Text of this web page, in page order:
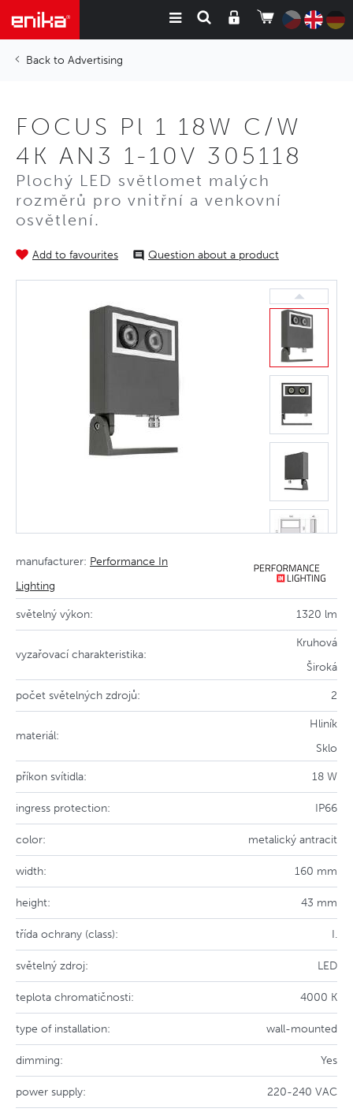
Advertising
FOCUS Pl 1 18W C/W
4K AN3 1-10V 305118
Plochý LED světlomet malých
rozměrů pro vnitřní a venkovní
osvětlení.
Add to favourites Question about a product
manufacturer: Performance In
Lighting
světelný výkon: 1320 lm
vyzařovací charakteristika:
Kruhová
Široká
počet světelných zdrojů: 2
materiál:
Hliník
Sklo
příkon svítidla: 18 W
ingress protection: IP66
color: metalický antracit
width: 160 mm
height: 43 mm
třída ochrany (class): I.
světelný zdroj: LED
teplota chromatičnosti: 4000 K
type of installation: wall-mounted
dimming: Yes
power supply: 220-240 VAC